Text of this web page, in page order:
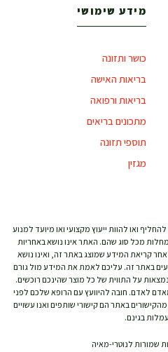
מידע שימושי
כושר ותזונה
בריאות האישה
בריאות ורפואה
מתכונים בריאים
תוספי תזונה
מגזין
ואו להוות ייעוץ מקצועי ואו מיועד למנוע
מחלות מכל סוג שהם. האתר אינו נושא באחריות
קריאת המידע שמוצג באתר זה, ואינו נושא
באתר זה. עליכם לאמת את המידע מול גורם
על התווית של כל מוצר שהינכם רוכשים.
לאדם. חובה להיוועץ עם הרופא שלכם לפני
באתר הם קישורי שותפים ואנו עשויים
בגינם.